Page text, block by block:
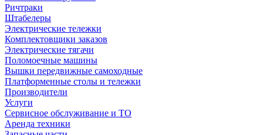
Ричтраки
Штабелеры
Электрические тележки
Комплектовщики заказов
Электрические тягачи
Поломоечные машины
Вышки передвижные самоходные
Платформенные столы и тележки
Производители
Услуги
Сервисное обслуживание и ТО
Аренда техники